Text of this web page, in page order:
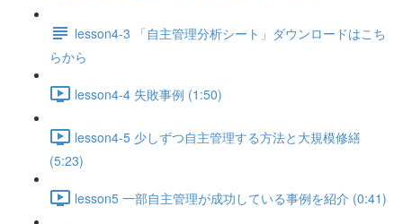
lesson4-3 「自主管理分析シート」ダウンロードはこち
らから
lesson4-4 失敗事例 (1:50)
lesson4-5 少しずつ自主管理する方法と大規模修繕
(5:23)
lesson5 一部自主管理が成功している事例を紹介 (0:41)